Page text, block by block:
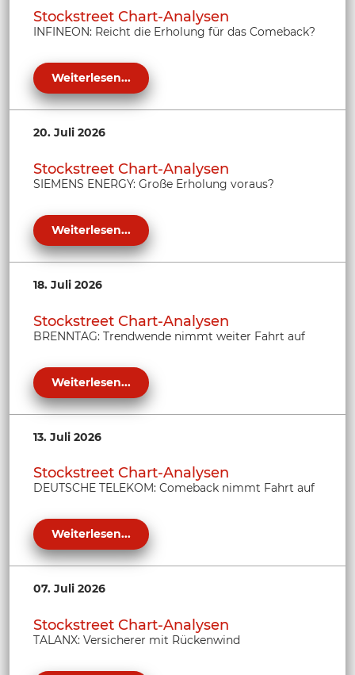
Stockstreet Chart-Analysen
INFINEON: Reicht die Erholung für das Comeback?
Weiterlesen...
20. Juli 2026
Stockstreet Chart-Analysen
SIEMENS ENERGY: Große Erholung voraus?
Weiterlesen...
18. Juli 2026
Stockstreet Chart-Analysen
BRENNTAG: Trendwende nimmt weiter Fahrt auf
Weiterlesen...
13. Juli 2026
Stockstreet Chart-Analysen
DEUTSCHE TELEKOM: Comeback nimmt Fahrt auf
Weiterlesen...
07. Juli 2026
Stockstreet Chart-Analysen
TALANX: Versicherer mit Rückenwind